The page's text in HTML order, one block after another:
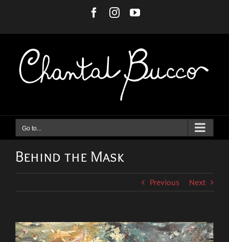
Facebook
InstagramYouTube
Go to...
Behind the Mask
Previous Next